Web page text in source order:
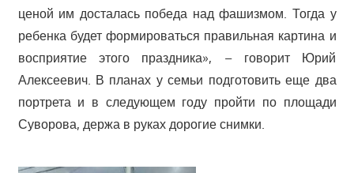
ценой им досталась победа над фашизмом. Тогда у
ребенка будет формироваться правильная картина и
восприятие этого праздника», – говорит Юрий
Алексеевич. В планах у семьи подготовить еще два
портрета и в следующем году пройти по площади
Суворова, держа в руках дорогие снимки.